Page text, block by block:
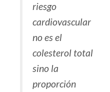
riesgo
cardiovascular
no es el
colesterol total
sino la
proporción